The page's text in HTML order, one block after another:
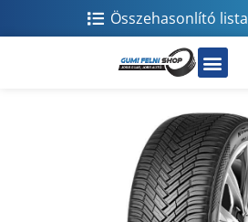
Összehasonlító lista